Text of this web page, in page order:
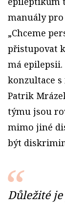
manuály
„Chceme
přistupovat
má
konzultace
Patrik
týmu jsou
mimo jiné
být
Důležité